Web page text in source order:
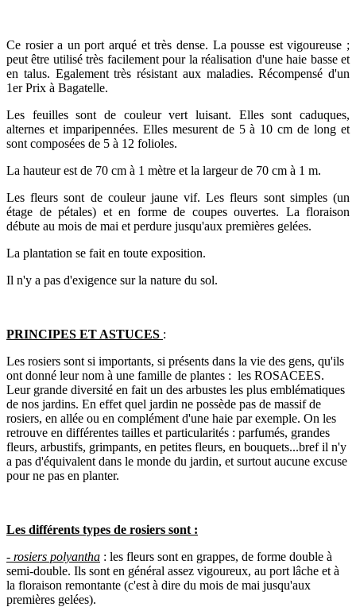
Ce rosier a un port arqué et très dense. La pousse est vigoureuse ;
peut être utilisé très facilement pour la réalisation d'une haie basse et
en talus. Egalement très résistant aux maladies. Récompensé d'un
1er Prix à Bagatelle.
Les feuilles sont de couleur vert luisant. Elles sont caduques,
alternes et imparipennées. Elles mesurent de 5 à 10 cm de long et
sont composées de 5 à 12 folioles.
La hauteur est de 70 cm à 1 mètre et la largeur de 70 cm à 1 m.
Les fleurs sont de couleur jaune vif. Les fleurs sont simples (un
étage de pétales) et en forme de coupes ouvertes. La floraison
débute au mois de mai et perdure jusqu'aux premières gelées.
La plantation se fait en toute exposition.
Il n'y a pas d'exigence sur la nature du sol.
PRINCIPES ET ASTUCES :
Les rosiers sont si importants, si présents dans la vie des gens, qu'ils
ont donné leur nom à une famille de plantes : les ROSACEES.
Leur grande diversité en fait un des arbustes les plus emblématiques
de nos jardins. En effet quel jardin ne possède pas de massif de
rosiers, en allée ou en complément d'une haie par exemple. On les
retrouve en différentes tailles et particularités : parfumés, grandes
fleurs, arbustifs, grimpants, en petites fleurs, en bouquets...bref il n'y
a pas d'équivalent dans le monde du jardin, et surtout aucune excuse
pour ne pas en planter.
Les différents types de rosiers sont :
- rosiers polyantha : les fleurs sont en grappes, de forme double à
semi-double. Ils sont en général assez vigoureux, au port lâche et à
la floraison remontante (c'est à dire du mois de mai jusqu'aux
premières gelées).